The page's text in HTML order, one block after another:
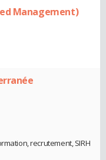
Management)
recrutement, SIRH